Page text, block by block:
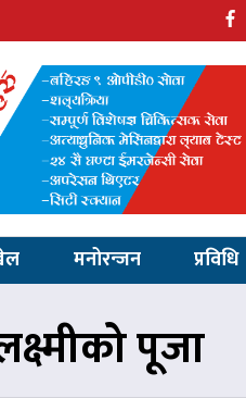
मनोरन्जन प्रविधि
पूजा